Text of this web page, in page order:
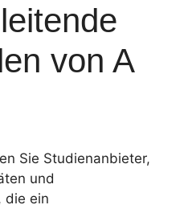
von A
Sie Studienanbieter,
und
die ein